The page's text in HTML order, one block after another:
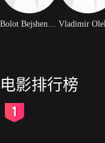
Bolot Bejshenaliyev
电影排行榜